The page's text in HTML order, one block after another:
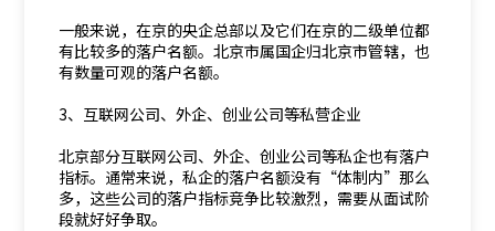
一般来说，在京的央企总部以及它们在京的二级单位都
有比较多的落户名额。北京市属国企归北京市管辖，也
有数量可观的落户名额。
3、互联网公司、外企、创业公司等私营企业
北京部分互联网公司、外企、创业公司等私企也有落户
指标。通常来说，私企的落户名额没有“体制内”那么
多，这些公司的落户指标竞争比较激烈，需要从面试阶
段就好好争取。